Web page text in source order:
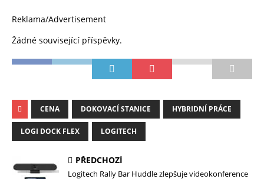
Reklama/Advertisement
Žádné související příspěvky.
CENA DOKOVACÍ STANICE HYBRIDNÍ PRÁCE
LOGI DOCK FLEX LOGITECH
PŘEDCHOZÍ
Logitech Rally Bar Huddle zlepšuje videokonference